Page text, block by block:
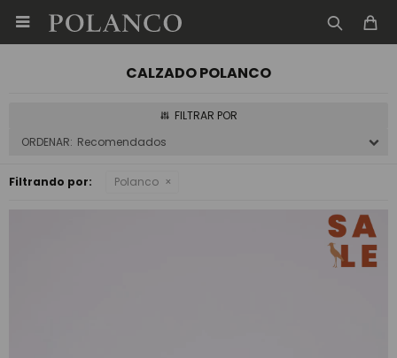

CALZADO POLANCO
Recomendados
Filtrando por: Polanco